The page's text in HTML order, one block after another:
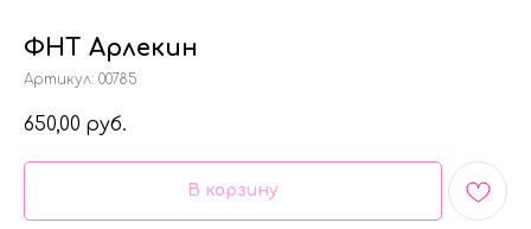
ФНТ Арлекин
Артикул: 00785
650,00 руб.
В корзину